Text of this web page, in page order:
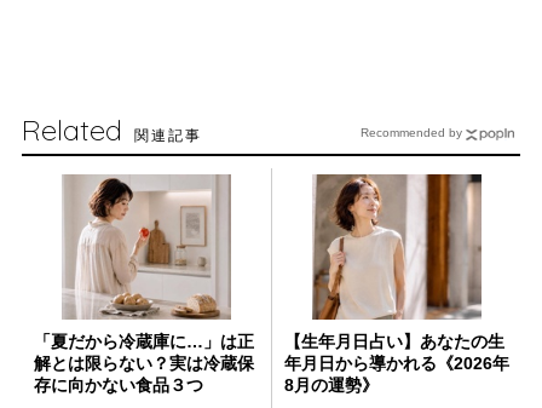
Related 関連記事
「夏だから冷蔵庫に…」は正
解とは限らない？実は冷蔵保
存に向かない食品３つ
【生年月日占い】あなたの生
年月日から導かれる《2026年
8月の運勢》
Recommended by